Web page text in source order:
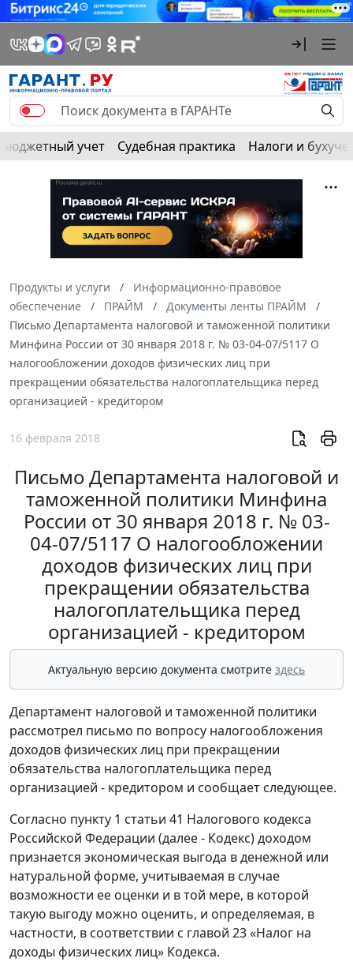
Бюджетный учет Судебная практика Налоги и
Продукты и услуги
Информационно-правовое
обеспечение
ПРАЙМ
Документы ленты ПРАЙМ
Письмо Департамента налоговой и таможенной политики
Минфина России от 30 января 2018 г. № 03-04-07/5117 О
налогообложении доходов физических лиц при
прекращении обязательства налогоплательщика перед
организацией - кредитором
16 февраля 2018
Письмо Департамента налоговой и
таможенной политики Минфина
России от 30 января 2018 г. № 03-
04-07/5117 О налогообложении
доходов физических лиц при
прекращении обязательства
налогоплательщика перед
организацией - кредитором
Актуальную версию документа смотрите здесь
Департамент налоговой и таможенной политики
рассмотрел письмо по вопросу налогообложения
доходов физических лиц при прекращении
обязательства налогоплательщика перед
организацией - кредитором и сообщает следующее.
Согласно пункту 1 статьи 41 Налогового кодекса
Российской Федерации (далее - Кодекс) доходом
признается экономическая выгода в денежной или
натуральной форме, учитываемая в случае
возможности ее оценки и в той мере, в которой
такую выгоду можно оценить, и определяемая, в
частности, в соответствии с главой 23 «Налог на
доходы физических лиц» Кодекса.